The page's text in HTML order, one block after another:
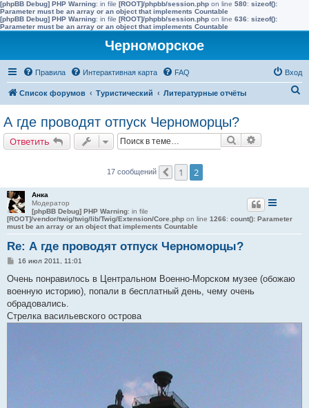
[phpBB Debug] PHP Warning: in file [ROOT]/phpbb/session.php on line 580: sizeof():
Parameter must be an array or an object that implements Countable
[phpBB Debug] PHP Warning: in file [ROOT]/phpbb/session.php on line 636: sizeof():
Parameter must be an array or an object that implements Countable
Черноморское
Правила Интерактивная карта FAQ Вход
Список форумов Туристический Литературные отчёты
А где проводят отпуск Черноморцы?
Ответить Поиск
17 сообщений Пред.
1 2
Анка
Модератор
[phpBB Debug] PHP Warning: in file
[ROOT]/vendor/twig/twig/lib/Twig/Extension/Core.php on line 1266: count(): Parameter
must be an array or an object that implements Countable
Re: А где проводят отпуск Черноморцы?
С
о
щ
е
н
и
16 июл 2011, 11:01
Очень понравилось в Центральном Военно-Морском музее (обожаю
военную историю), попали в бесплатный день, чему очень
обрадовались.
Стрелка васильевского острова